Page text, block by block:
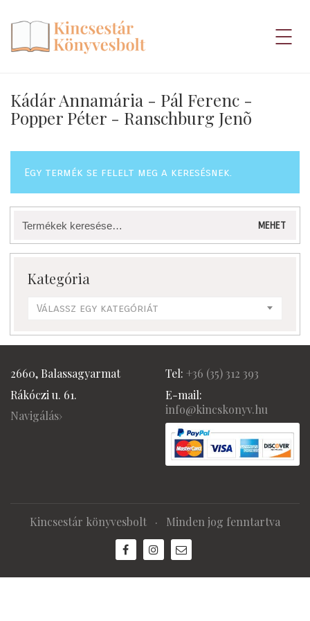
Kádár Annamária - Pál Ferenc -
Popper Péter - Ranschburg Jenõ
Egy termék se felelt meg a keresésnek.
következőre:
MEHET
Kategória
Válassz egy kategóriát
2660, Balassagyarmat
Rákóczi u. 61.
Navigálás›
Tel: +36 (35) 312 393
E-mail:
info@kincskonyv.hu
Kincsestár könyvesbolt · Minden jog fenntartva